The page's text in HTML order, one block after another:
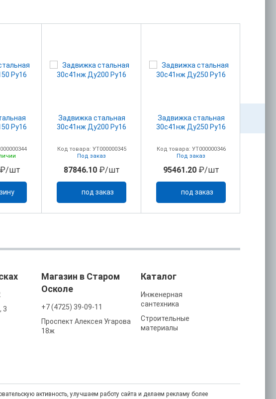
Ру16
₽/шт
Задвижка стальная
30с41нж Ду200 Ру16
Код товара: УТ000000345
Под заказ
87846.10₽/шт
под заказ
Задвижка стальная
30с41нж Ду250 Ру16
Код товара: УТ000000346
Под заказ
95461.20₽/шт
под заказ
3
Магазин в Старом
Осколе
+7 (4725) 39-09-11
Проспект Алексея Угарова
18ж
Каталог
Инженерная
сантехника
Строительные
материалы
активность, улучшаем работу сайта и делаем рекламу более